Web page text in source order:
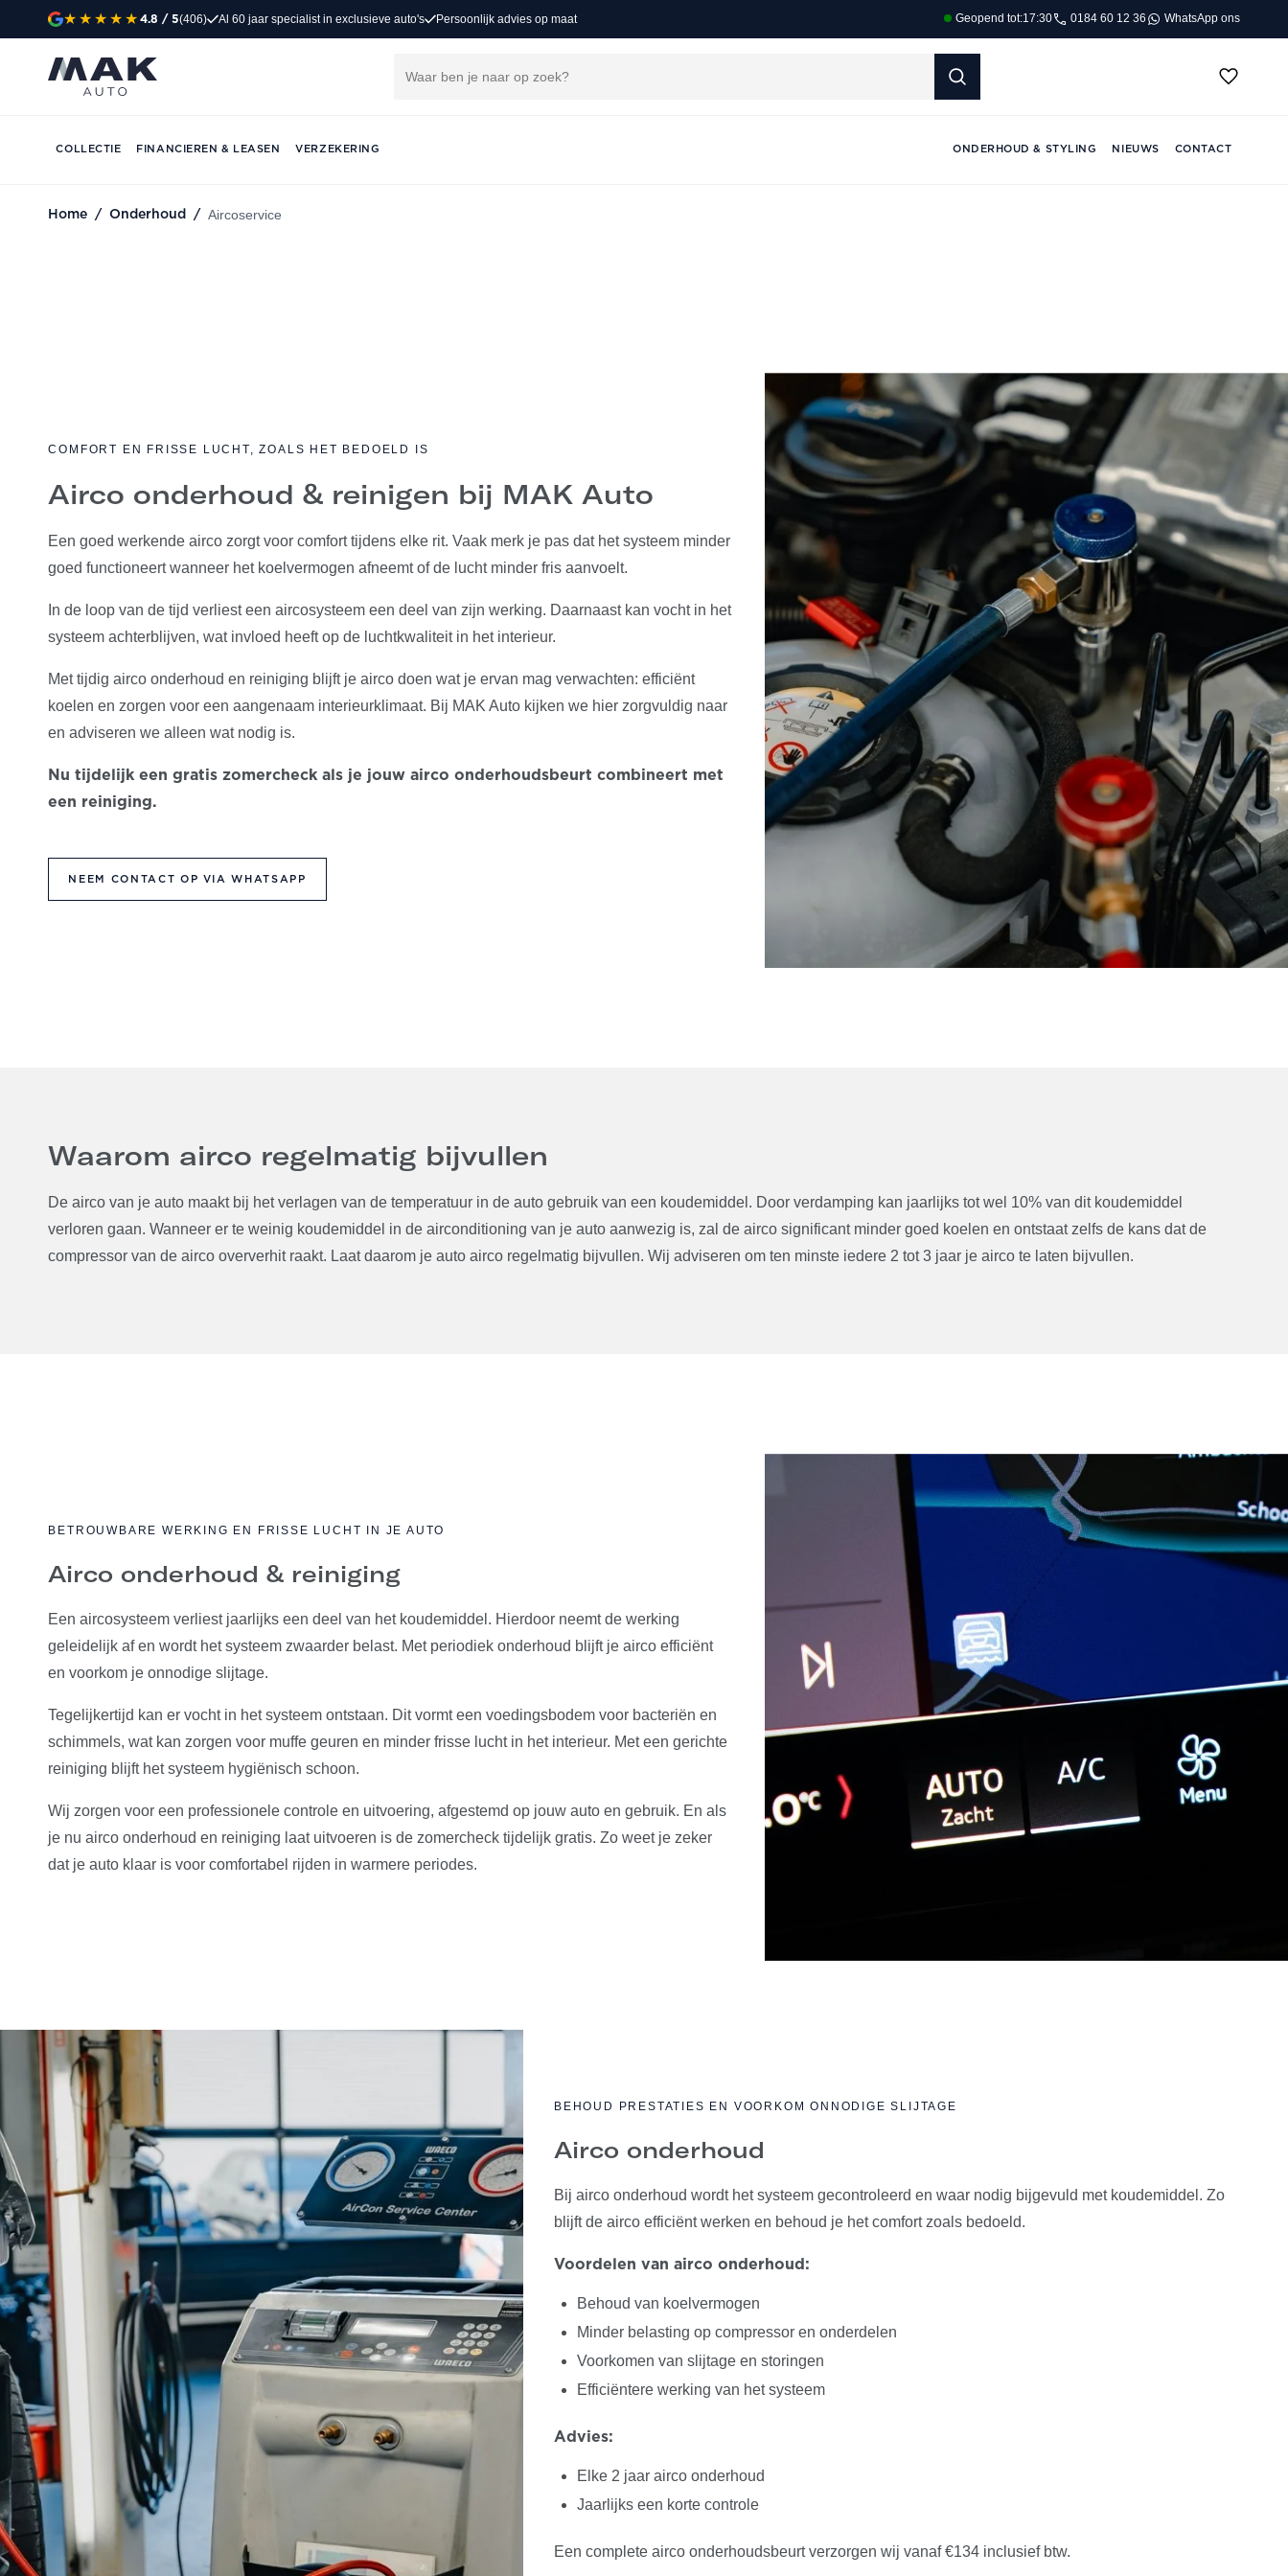
4.8 / 5(406) Al 60 jaar specialist in exclusieve auto's Persoonlijk advies op maat Geopend tot:17:30 0184 60 12 36 WhatsApp ons
COLLECTIE FINANCIEREN & LEASEN VERZEKERING ONDERHOUD & STYLING NIEUWS CONTACT
Home / Onderhoud / Aircoservice
Aircoservice
Fris en koel onderweg, het hele jaar door. Professioneel airco onderhoud en reiniging bij
COMFORT EN FRISSE LUCHT, ZOALS HET BEDOELD IS
Airco onderhoud & reinigen bij MAK Auto
Een goed werkende airco zorgt voor comfort tijdens elke rit. Vaak merk je pas dat het systeem minder
goed functioneert wanneer het koelvermogen afneemt of de lucht minder fris aanvoelt.
In de loop van de tijd verliest een aircosysteem een deel van zijn werking. Daarnaast kan vocht in het
systeem achterblijven, wat invloed heeft op de luchtkwaliteit in het interieur.
Met tijdig airco onderhoud en reiniging blijft je airco doen wat je ervan mag verwachten: efficiënt
koelen en zorgen voor een aangenaam interieurklimaat. Bij MAK Auto kijken we hier zorgvuldig naar
en adviseren we alleen wat nodig is.
Nu tijdelijk een gratis zomercheck als je jouw airco onderhoudsbeurt combineert met
een reiniging.
NEEM CONTACT OP VIA WHATSAPP
Waarom airco regelmatig bijvullen
De airco van je auto maakt bij het verlagen van de temperatuur in de auto gebruik van een koudemiddel. Door verdamping kan jaarlijks tot wel 10% van dit koudemiddel
verloren gaan. Wanneer er te weinig koudemiddel in de airconditioning van je auto aanwezig is, zal de airco significant minder goed koelen en ontstaat zelfs de kans dat de
compressor van de airco oververhit raakt. Laat daarom je auto airco regelmatig bijvullen. Wij adviseren om ten minste iedere 2 tot 3 jaar je airco te laten bijvullen.
BETROUWBARE WERKING EN FRISSE LUCHT IN JE AUTO
Airco onderhoud & reiniging
Een aircosysteem verliest jaarlijks een deel van het koudemiddel. Hierdoor neemt de werking
geleidelijk af en wordt het systeem zwaarder belast. Met periodiek onderhoud blijft je airco efficiënt
en voorkom je onnodige slijtage.
Tegelijkertijd kan er vocht in het systeem ontstaan. Dit vormt een voedingsbodem voor bacteriën en
schimmels, wat kan zorgen voor muffe geuren en minder frisse lucht in het interieur. Met een gerichte
reiniging blijft het systeem hygiënisch schoon.
Wij zorgen voor een professionele controle en uitvoering, afgestemd op jouw auto en gebruik. En als
je nu airco onderhoud en reiniging laat uitvoeren is de zomercheck tijdelijk gratis. Zo weet je zeker
dat je auto klaar is voor comfortabel rijden in warmere periodes.
BEHOUD PRESTATIES EN VOORKOM ONNODIGE SLIJTAGE
Airco onderhoud
Bij airco onderhoud wordt het systeem gecontroleerd en waar nodig bijgevuld met koudemiddel. Zo
blijft de airco efficiënt werken en behoud je het comfort zoals bedoeld.
Voordelen van airco onderhoud:
Behoud van koelvermogen
Minder belasting op compressor en onderdelen
Voorkomen van slijtage en storingen
Efficiëntere werking van het systeem
Advies:
Elke 2 jaar airco onderhoud
Jaarlijks een korte controle
Een complete airco onderhoudsbeurt verzorgen wij vanaf €134 inclusief btw.